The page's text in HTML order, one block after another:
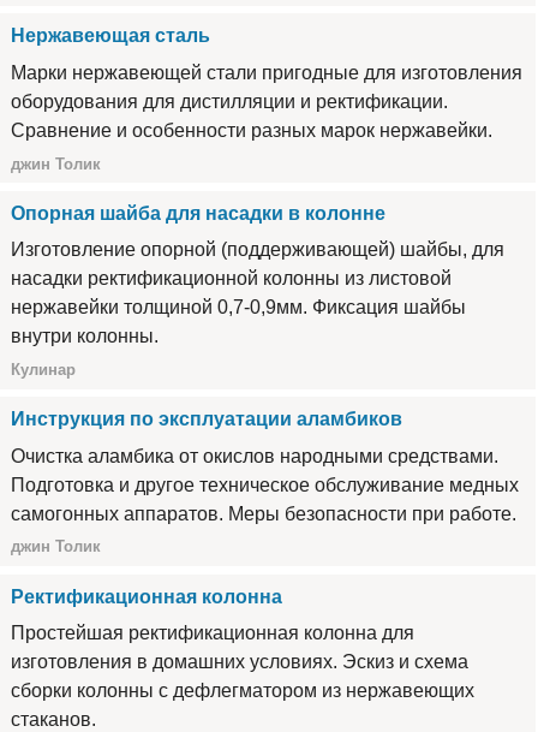
Нержавеющая сталь
Марки нержавеющей стали пригодные для изготовления
оборудования для дистилляции и ректификации.
Сравнение и особенности разных марок нержавейки.
джин Толик
Опорная шайба для насадки в колонне
Изготовление опорной (поддерживающей) шайбы, для
насадки ректификационной колонны из листовой
нержавейки толщиной 0,7-0,9мм. Фиксация шайбы
внутри колонны.
Кулинар
Инструкция по эксплуатации аламбиков
Очистка аламбика от окислов народными средствами.
Подготовка и другое техническое обслуживание медных
самогонных аппаратов. Меры безопасности при работе.
джин Толик
Ректификационная колонна
Простейшая ректификационная колонна для
изготовления в домашних условиях. Эскиз и схема
сборки колонны с дефлегматором из нержавеющих
стаканов.